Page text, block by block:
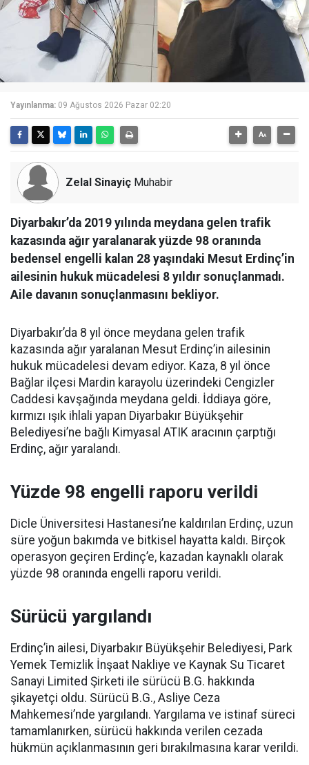
Yayınlanma: 09 Ağustos 2026 Pazar 02:20
Zelal Sinayiç Muhabir
Diyarbakır’da 2019 yılında meydana gelen trafik
kazasında ağır yaralanarak yüzde 98 oranında
bedensel engelli kalan 28 yaşındaki Mesut Erdinç’in
ailesinin hukuk mücadelesi 8 yıldır sonuçlanmadı.
Aile davanın sonuçlanmasını bekliyor.
Diyarbakır’da 8 yıl önce meydana gelen trafik
kazasında ağır yaralanan Mesut Erdinç’in ailesinin
hukuk mücadelesi devam ediyor. Kaza, 8 yıl önce
Bağlar ilçesi Mardin karayolu üzerindeki Cengizler
Caddesi kavşağında meydana geldi. İddiaya göre,
kırmızı ışık ihlali yapan Diyarbakır Büyükşehir
Belediyesi’ne bağlı Kimyasal ATIK aracının çarptığı
Erdinç, ağır yaralandı.
Yüzde 98 engelli raporu verildi
Dicle Üniversitesi Hastanesi’ne kaldırılan Erdinç, uzun
süre yoğun bakımda ve bitkisel hayatta kaldı. Birçok
operasyon geçiren Erdinç’e, kazadan kaynaklı olarak
yüzde 98 oranında engelli raporu verildi.
Sürücü yargılandı
Erdinç’in ailesi, Diyarbakır Büyükşehir Belediyesi, Park
Yemek Temizlik İnşaat Nakliye ve Kaynak Su Ticaret
Sanayi Limited Şirketi ile sürücü B.G. hakkında
şikayetçi oldu. Sürücü B.G., Asliye Ceza
Mahkemesi’nde yargılandı. Yargılama ve istinaf süreci
tamamlanırken, sürücü hakkında verilen cezada
hükmün açıklanmasının geri bırakılmasına karar verildi.